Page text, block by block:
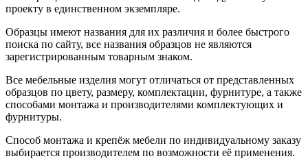
проекту в единственном экземпляре.
Образцы имеют названия для их различия и более быстрого
поиска по сайту, все названия образцов не являются
зарегистрированным товарным знаком.
Все мебельные изделия могут отличаться от представленных
образцов по цвету, размеру, комплектации, фурнитуре, а также
способами монтажа и производителями комплектующих и
фурнитуры.
Способ монтажа и крепёж мебели по индивидуальному заказу
выбирается производителем по возможности её применения.